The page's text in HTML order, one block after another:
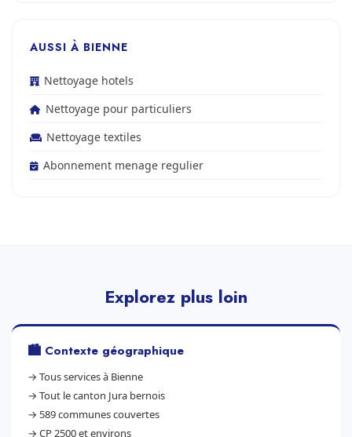
AUSSI À BIENNE
Nettoyage hotels
Nettoyage pour particuliers
Nettoyage textiles
Abonnement menage regulier
Explorez plus loin
🏙️ Contexte géographique
→ Tous services à Bienne
→ Tout le canton Jura bernois
→ 589 communes couvertes
→ CP 2500 et environs